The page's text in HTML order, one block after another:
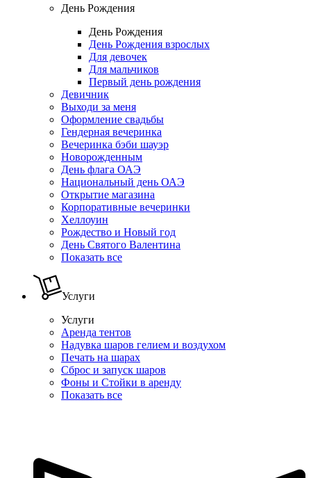
День Рождения
День Рождения
День Рождения взрослых
Для девочек
Для мальчиков
Первый день рождения
Девичник
Выходи за меня
Оформление свадьбы
Гендерная вечеринка
Вечеринка бэби шауэр
Новорожденным
День флага ОАЭ
Национальный день ОАЭ
Открытие магазина
Корпоративные вечеринки
Хеллоуин
Рождество и Новый год
День Святого Валентина
Показать все
Услуги
Услуги
Аренда тентов
Надувка шаров гелием и воздухом
Печать на шарах
Сброс и запуск шаров
Фоны и Стойки в аренду
Показать все